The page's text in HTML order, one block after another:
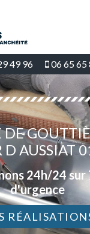
49 96 06 65 65
DE
D AUSSIAT
24h/24 sur
d'urgence